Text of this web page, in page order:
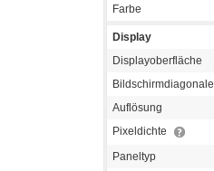
Farbe
Display
Displayoberfläche
Bildschirmdiagonale
Auflösung
Pixeldichte
Paneltyp